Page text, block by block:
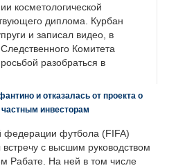
косметологической
диплома. Курбан
и записал видео, в
Комитета
разобраться в
и отказалась от проекта о
инвесторам
федерации футбола (FIFA)
с высшим руководством
Рабате. На ней в том числе